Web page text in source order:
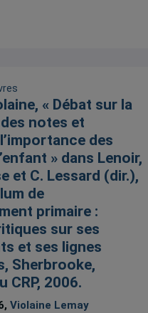
« Débat sur la
notes et
des
» dans Lenoir,
et C. Lessard (dir.),
de
primaire :
sur ses
et ses lignes
Sherbrooke,
CRP, 2006.
Violaine Lemay